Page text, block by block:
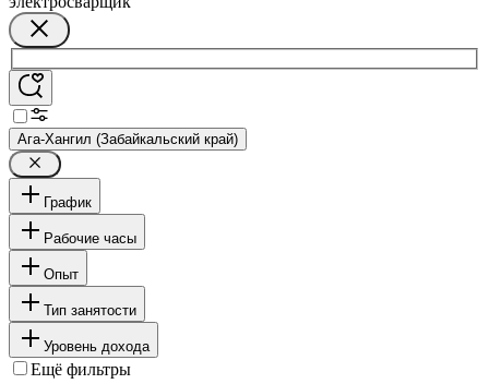
Ага-Хангил (Забайкальский край)
График
Рабочие часы
Опыт
Тип занятости
Уровень дохода
Ещё фильтры